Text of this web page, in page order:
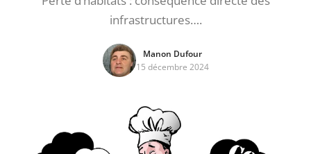
infrastructures….
Manon Dufour
15 décembre 2024